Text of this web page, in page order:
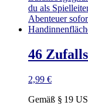
46
2,99 €
Gemäß § 19